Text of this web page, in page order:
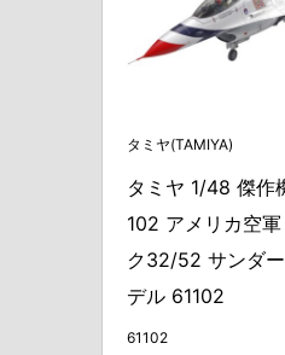
タミヤ(TAMIYA)
タミヤ 1/48 傑作
102 アメリカ空
ク32/52 サンダ
デル 61102
61102